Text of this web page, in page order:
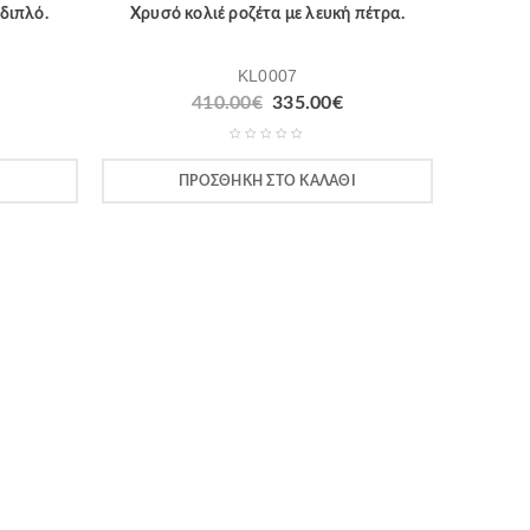
Χρυσό κολιέ ροζέτα με λευκή πέτρα.
KL0007
410.00€ 335.00€
ΠΡΟΣΘΉΚΗ ΣΤΟ ΚΑΛΆΘΙ